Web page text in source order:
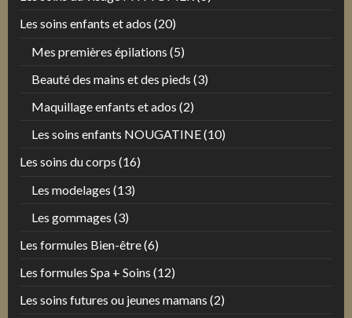
Les soins enfants et ados (20)
Mes premières épilations (5)
Beauté des mains et des pieds (3)
Maquillage enfants et ados (2)
Les soins enfants NOUGATINE(10)
Les soins du corps (16)
Les modelages (13)
Les gommages (3)
Les formules Bien-être(6)
Les formules Spa + Soins (12)
Les soins futures ou jeunes mamans (2)